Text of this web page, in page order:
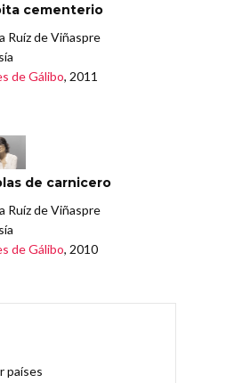
cementerio
Ruíz de Viñaspre
de Gálibo, 2011
de carnicero
Ruíz de Viñaspre
de Gálibo, 2010
países